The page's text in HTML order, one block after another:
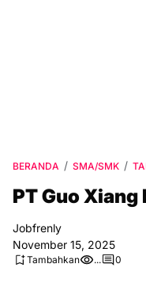
BERANDA SMA/SMK
PT Guo
Jobfrenly
November 15, 2025
Tambahkan ... 0